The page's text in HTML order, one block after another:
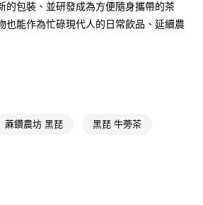
商品之後才付款」的支付方式。 讓您購物簡單
簡訊認證，即可結帳。
認金額後，即可完成結帳。
的包裝、並研發成為方便隨身攜帶的茶
也能作為忙碌現代人的日常飲品、延續農
蔴鑽農坊 黑琵 黑琵 牛蒡茶